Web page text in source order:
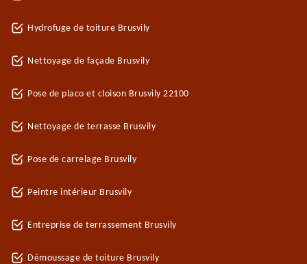
Hydrofuge de toiture Brusvily
Nettoyage de façade Brusvily
Pose de placo et cloison Brusvily 22100
Nettoyage de terrasse Brusvily
Pose de carrelage Brusvily
Peintre intérieur Brusvily
Entreprise de terrassement Brusvily
Démoussage de toiture Brusvily